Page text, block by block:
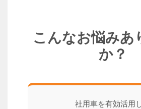
こんなお悩みあ
か？
社用車を有効活用